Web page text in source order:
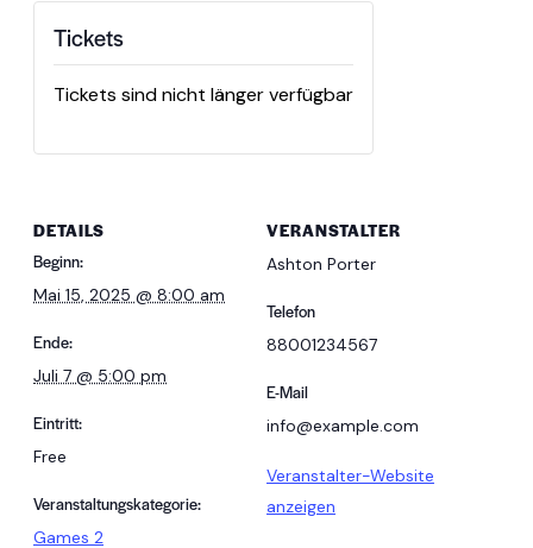
Tickets
Tickets sind nicht länger verfügbar
DETAILS
Beginn:
Mai 15, 2025 @ 8:00 am
Ende:
Juli 7 @ 5:00 pm
Eintritt:
Free
Veranstaltungskategorie:
Games 2
VERANSTALTER
Ashton Porter
Telefon
88001234567
E-Mail
info@example.com
Veranstalter-Website
anzeigen